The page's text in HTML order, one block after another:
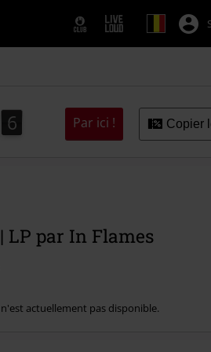
4
5
4
6
5 Par ici ! Copier
LP par In Flames
actuellement pas disponible.